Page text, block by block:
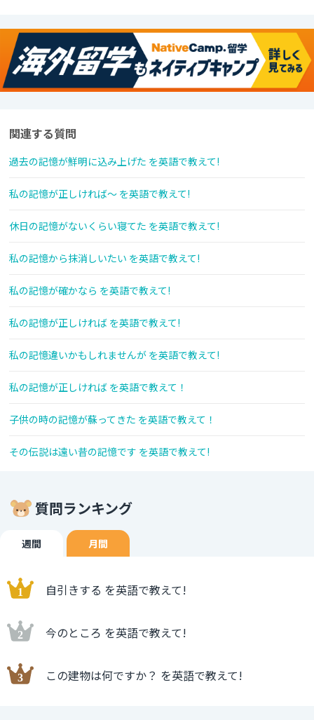
関連する質問
過去の記憶が鮮明に込み上げた を英語で教えて!
私の記憶が正しければ～ を英語で教えて!
休日の記憶がないくらい寝てた を英語で教えて!
私の記憶から抹消しいたい を英語で教えて!
私の記憶が確かなら を英語で教えて!
私の記憶が正しければ を英語で教えて!
私の記憶違いかもしれませんが を英語で教えて!
私の記憶が正しければ を英語で教えて！
子供の時の記憶が蘇ってきた を英語で教えて！
その伝説は遠い昔の記憶です を英語で教えて!
質問ランキング
週間 月間
自引きする を英語で教えて!
今のところ を英語で教えて!
この建物は何ですか？ を英語で教えて!